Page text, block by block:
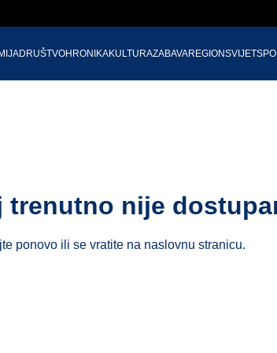
DRUŠTVOHRONIKAKULTURAZABAVAREGIONSVIJET
trenutno nije
ponovo ili se vratite na naslovnu stranicu.